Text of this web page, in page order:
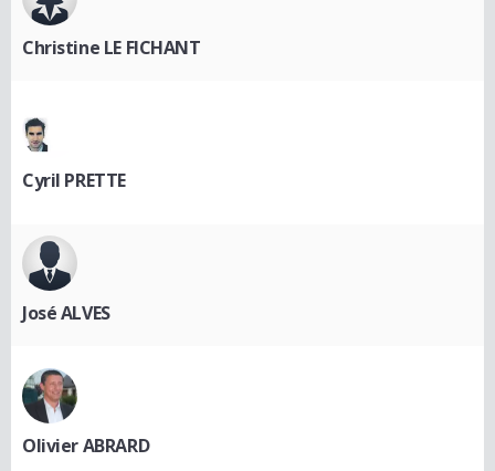
Christine LE FICHANT
Cyril PRETTE
José ALVES
Olivier ABRARD